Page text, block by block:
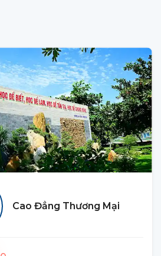
Cao Đẳng Thương Mại